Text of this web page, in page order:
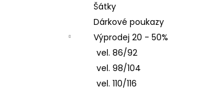
Šátky
Dárkové poukazy
Výprodej 20 - 50%
vel. 86/92
vel. 98/104
vel. 110/116